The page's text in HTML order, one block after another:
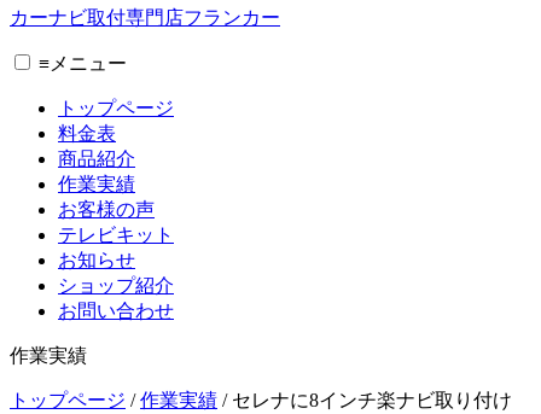
カーナビ取付専⾨店フランカー
≡ メニュー
トップページ
料金表
商品紹介
作業実績
お客様の声
テレビキット
お知らせ
ショップ紹介
お問い合わせ
作業実績
トップページ /作業実績 / セレナに8インチ楽ナビ取り付け